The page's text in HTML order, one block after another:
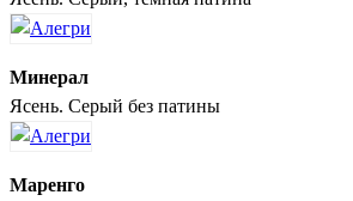
Минерал
Ясень. Серый без патины
Маренго